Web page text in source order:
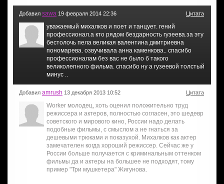
Добавил sawa 19 февраля 2014 22:36 Цитата
уважаемый михалков и поет и танцует. гений
профессионал.а кто рядом бездарность гузеева.за эту
бестолочь пела великая валентина дмитриевна
пономарева. озвучивала анна каменкова.. спасибо
профессионалам без вас не было б такого
великолепного фильма. спасибо ну а гузеевой толстый
минус ..
Добавил amrush 13 декабря 2013 10:52 Цитата
Worker молодец, хоть оценил положительно труд
режиссера и актеров, полностью согласен, это шедевр
советского и мирового кино, России надо делать
подобные фильмы, с смыслом а не гнаться за
дешевыми трюками и показухой. Михалков как актер
замечателен когда хороший режиссер. Сейчас же у
России больше получается с криминальным оттенком
фильмы да и актеры на большее не подходят, тому
пример "Три мушкетера" Жигунова.